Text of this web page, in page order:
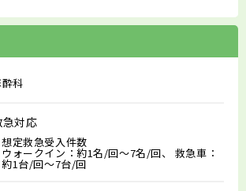
科
急対応
想定救急受入件数
ウォークイン：約1名/回～7名/回、 救急車：
約1台/回～7台/回